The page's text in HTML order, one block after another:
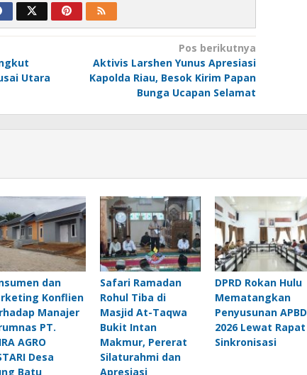
Utara
Pos berikutnya
Aktivis Larshen Yunus Apresiasi
Kapolda Riau, Besok Kirim Papan
Bunga Ucapan Selamat
dan
Konflien
Manajer
PT.
AGRO
Desa
Batu
Safari Ramadan
Rohul Tiba di
Masjid At-Taqwa
Bukit Intan
Makmur, Pererat
Silaturahmi dan
Apresiasi
DPRD Rokan Hulu
Mematangkan
Penyusunan APBD
2026 Lewat Rapat
Sinkronisasi